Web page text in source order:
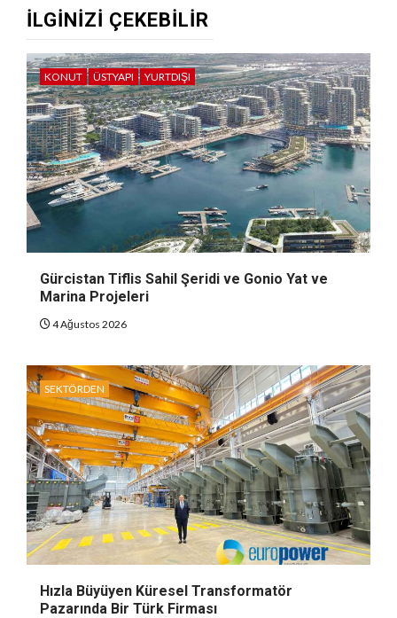
İLGINIZI ÇEKEBILIR
KONUT ÜSTYAPI YURTDIŞI
Gürcistan Tiflis Sahil Şeridi ve Gonio Yat ve
Marina Projeleri
4 Ağustos 2026
SEKTÖRDEN
Hızla Büyüyen Küresel Transformatör
Pazarında Bir Türk Firması